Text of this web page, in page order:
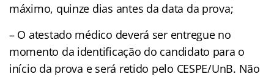
máximo, quinze dias antes da data da prova;
– O atestado médico deverá ser entregue no
momento da identificação do candidato para o
início da prova e será retido pelo CESPE/UnB. Não